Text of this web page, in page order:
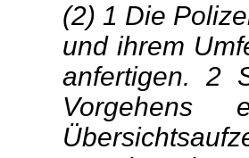
(2) 1 Die
und ihrem
anfertigen. 2